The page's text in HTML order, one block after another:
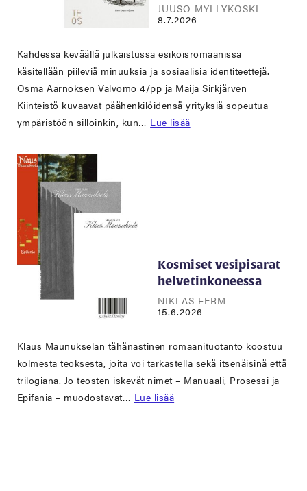
JUUSO MYLLYKOSKI
8.7.2026
Kahdessa keväällä julkaistussa esikoisromaanissa
käsitellään piileviä minuuksia ja sosiaalisia identiteettejä.
Osma Aarnoksen Valvomo 4/pp ja Maija Sirkjärven
Kiinteistö kuvaavat päähenkilöidensä yrityksiä sopeutua
ympäristöön silloinkin, kun… Lue lisää
Kosmiset vesipisarat
helvetinkoneessa
NIKLAS FERM
15.6.2026
Klaus Maunukselan tähänastinen romaanituotanto koostuu
kolmesta teoksesta, joita voi tarkastella sekä itsenäisinä että
trilogiana. Jo teosten iskevät nimet – Manuaali, Prosessi ja
Epifania – muodostavat… Lue lisää